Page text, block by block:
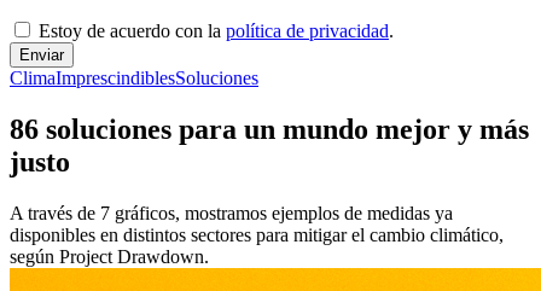
Estoy de acuerdo con la política de privacidad.
ClimaImprescindiblesSoluciones
86 soluciones para un mundo mejor y más
justo
A través de 7 gráficos, mostramos ejemplos de medidas ya
disponibles en distintos sectores para mitigar el cambio climático,
según Project Drawdown.